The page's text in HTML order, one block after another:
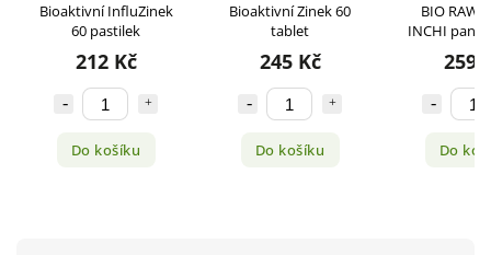
Bioaktivní InfluZinek
60 pastilek
212 Kč
Do košíku
Bioaktivní Zinek 60
tablet
245 Kč
Do košíku
BIO RAW
INCHI
100
259
Do